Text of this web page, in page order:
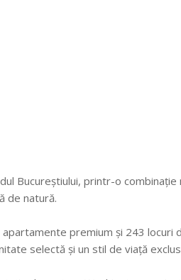
Bucureștiului, printr-o combinație
de natură.
premium și 243 locuri
selectă și un stil de viață